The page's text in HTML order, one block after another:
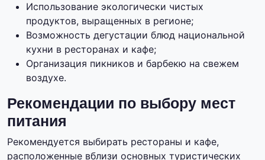
Использование экологически чистых
продуктов, выращенных в регионе;
Возможность дегустации блюд национальной
кухни в ресторанах и кафе;
Организация пикников и барбекю на свежем
воздухе.
Рекомендации по выбору мест
питания
Рекомендуется выбирать рестораны и кафе,
расположенные вблизи основных туристических